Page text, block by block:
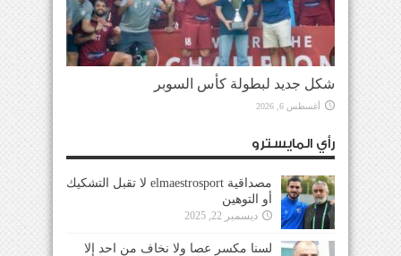
شكل جديد لبطولة كأس السوبر
أغسطس 6, 2026
رأي المايسترو
مصداقية elmaestrosport لا تقبل التشكيك
أو التوهين
ديسمبر 22, 2025
لسنا مكسر عصا ولا نخاف من احد إلا